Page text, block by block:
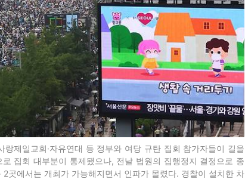
제일교회·자유연대 등 정부와 여당 규탄 집회 참가자들이 길을
집회 대부분이 통제됐으나, 전날 법원의 집행정지 결정으로 종
곳에서는 개최가 가능해지면서 인파가 몰렸다. 경찰이 설치한 차